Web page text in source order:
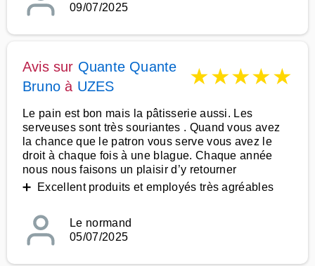
09/07/2025
Avis sur Quante Quante
Bruno à UZES ★★★★★
Le pain est bon mais la pâtisserie aussi. Les
serveuses sont très souriantes . Quand vous avez
la chance que le patron vous serve vous avez le
droit à chaque fois à une blague. Chaque année
nous nous faisons un plaisir d’y retourner
➕ Excellent produits et employés très agréables
Le normand
05/07/2025